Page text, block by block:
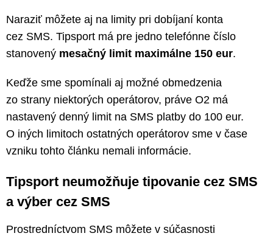
Naraziť môžete aj na limity pri dobíjaní konta
cez SMS. Tipsport má pre jedno telefónne číslo
stanovený mesačný limit maximálne 150 eur.
Keďže sme spomínali aj možné obmedzenia
zo strany niektorých operátorov, práve O2 má
nastavený denný limit na SMS platby do 100 eur.
O iných limitoch ostatných operátorov sme v čase
vzniku tohto článku nemali informácie.
Tipsport neumožňuje tipovanie cez SMS
a výber cez SMS
Prostredníctvom SMS môžete v súčasnosti